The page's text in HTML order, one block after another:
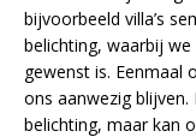
bijvoorbeeld villa’s
belichting, waarbij
gewenst is. Eenmaal
ons aanwezig
belichting, maar kan